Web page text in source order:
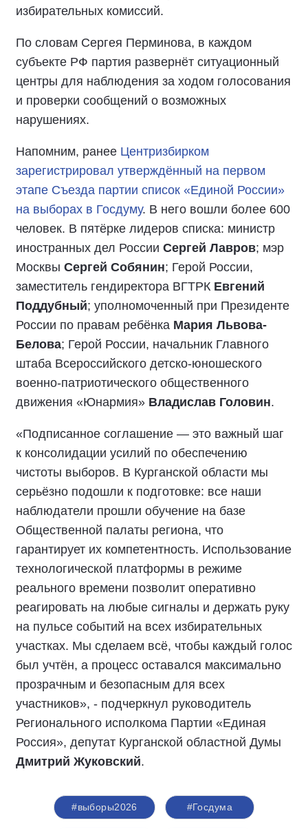
избирательных комиссий.
По словам Сергея Перминова, в каждом
субъекте РФ партия развернёт ситуационный
центры для наблюдения за ходом голосования
и проверки сообщений о возможных
нарушениях.
Напомним, ранее Центризбирком
зарегистрировал утверждённый на первом
этапе Съезда партии список «Единой России»
на выборах в Госдуму. В него вошли более 600
человек. В пятёрке лидеров списка: министр
иностранных дел России Сергей Лавров; мэр
Москвы Сергей Собянин; Герой России,
заместитель гендиректора ВГТРК Евгений
Поддубный; уполномоченный при Президенте
России по правам ребёнка Мария Львова-
Белова; Герой России, начальник Главного
штаба Всероссийского детско-юношеского
военно-патриотического общественного
движения «Юнармия» Владислав Головин.
«Подписанное соглашение — это важный шаг
к консолидации усилий по обеспечению
чистоты выборов. В Курганской области мы
серьёзно подошли к подготовке: все наши
наблюдатели прошли обучение на базе
Общественной палаты региона, что
гарантирует их компетентность. Использование
технологической платформы в режиме
реального времени позволит оперативно
реагировать на любые сигналы и держать руку
на пульсе событий на всех избирательных
участках. Мы сделаем всё, чтобы каждый голос
был учтён, а процесс оставался максимально
прозрачным и безопасным для всех
участников», - подчеркнул руководитель
Регионального исполкома Партии «Единая
Россия», депутат Курганской областной Думы
Дмитрий Жуковский.
#выборы2026 #Госдума